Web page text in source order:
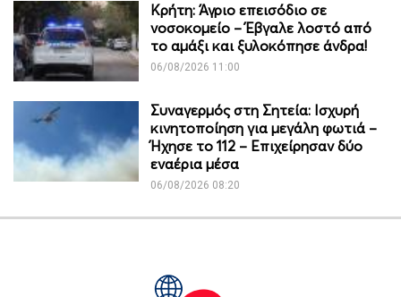
Κρήτη: Άγριο επεισόδιο σε
νοσοκομείο – Έβγαλε λοστό από
το αμάξι και ξυλοκόπησε άνδρα!
06/08/2026 11:00
Συναγερμός στη Σητεία: Ισχυρή
κινητοποίηση για μεγάλη φωτιά –
Ήχησε το 112 – Επιχείρησαν δύο
εναέρια μέσα
06/08/2026 08:20